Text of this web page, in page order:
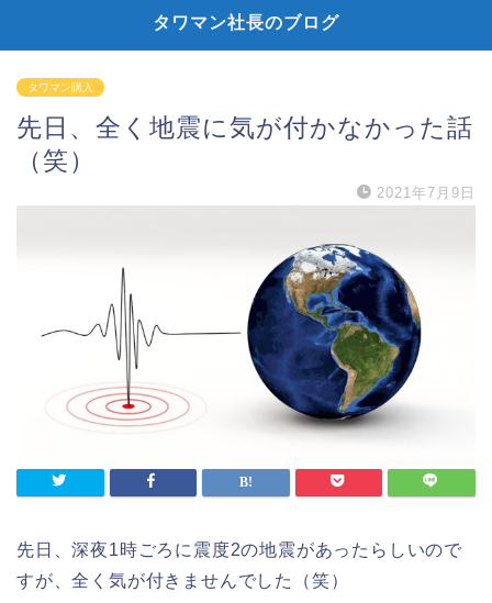
タワマン社長のブログ
タワマン購入
先日、全く地震に気が付かなかった話
（笑）
2021年7月9日
先日、深夜1時ごろに震度2の地震があったらしいので
すが、全く気が付きませんでした（笑）